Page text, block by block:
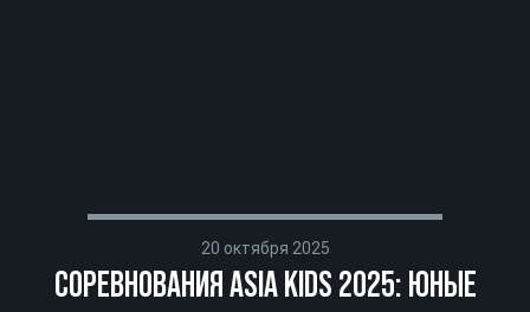
20 октября 2025
СОРЕВНОВАНИЯ ASIA KIDS 2025: ЮНЫЕ